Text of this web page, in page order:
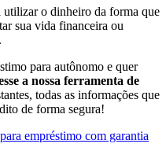
o dinheiro da forma que
sua vida financeira ou
para autônomo e quer
a nossa ferramenta de
todas as informações que
de forma segura!
empréstimo com garantia